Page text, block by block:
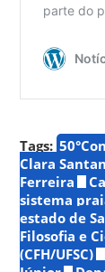
Tags:
Clara
Ferreira
sistema
estado de
Filosofia e
(CFH/UFSC)